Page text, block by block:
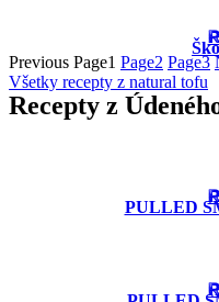
Previous Page1 Page2 Page3
Všetky recepty z natural tofu
Recepty z
PULLED